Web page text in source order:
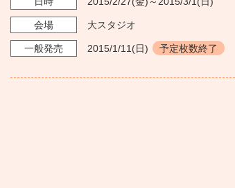
会場 大スタジオ
一般発売 2015/1/11 (日) 予定枚数終了